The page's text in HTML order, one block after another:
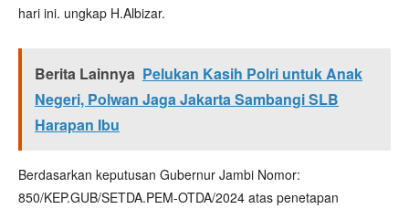
hari ini. ungkap H.Albizar.
Berita Lainnya Pelukan Kasih Polri untuk Anak
Negeri, Polwan Jaga Jakarta Sambangi SLB
Harapan Ibu
Berdasarkan keputusan Gubernur Jambi Nomor:
850/KEP.GUB/SETDA.PEM-OTDA/2024 atas penetapan